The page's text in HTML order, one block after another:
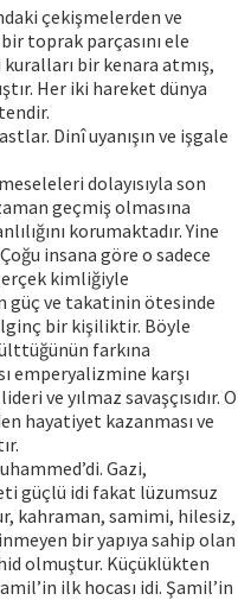
çekişmelerden ve
toprak parçasını ele
bir kenara atmış,
Her iki hareket dünya
Dinî uyanışın ve işgale
dolayısıyla son
geçmiş olmasına
korumaktadır. Yine
insana göre o sadece
kimliğiyle
güç ve takatinin ötesinde
bir kişiliktir. Böyle
farkına
emperyalizmine karşı
ve yılmaz savaşçısıdır. O
hayatiyet kazanması ve
Gazi,
güçlü idi fakat lüzumsuz
kahraman, samimi, hilesiz,
bir yapıya sahip olan
olmuştur. Küçüklükten
ilk hocası idi. Şamil’in